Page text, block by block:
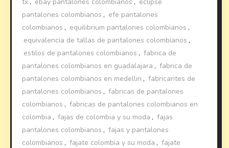
pantalones colombianos , efe pantalones
colombianos , equilibrium pantalones colombianos ,
equivalencia de tallas de pantalones colombianos ,
estilos de pantalones colombianos , fabrica de
pantalones colombianos en guadalajara , fabrica de
pantalones colombianos en medellin , fabricantes de
pantalones colombianos , fabricas de pantalones
colombianos , fabricas de pantalones colombianos en
colombia , fajas de colombia y su moda , fajas
pantalones colombianos , fajas y pantalones
colombianos , fajate colombia y su moda , fajate